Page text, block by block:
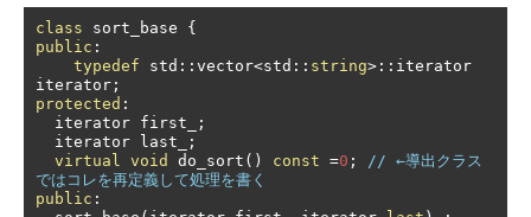
class sort_base {
public :
typedef std :: vector<std :: string>:: iterator
iterator ;
protected :
  iterator first_
;
  iterator last_
;
virtual
void do_sort () const =0 ;
// ←導出クラス
ではコレを再定義して処理を書く
public :